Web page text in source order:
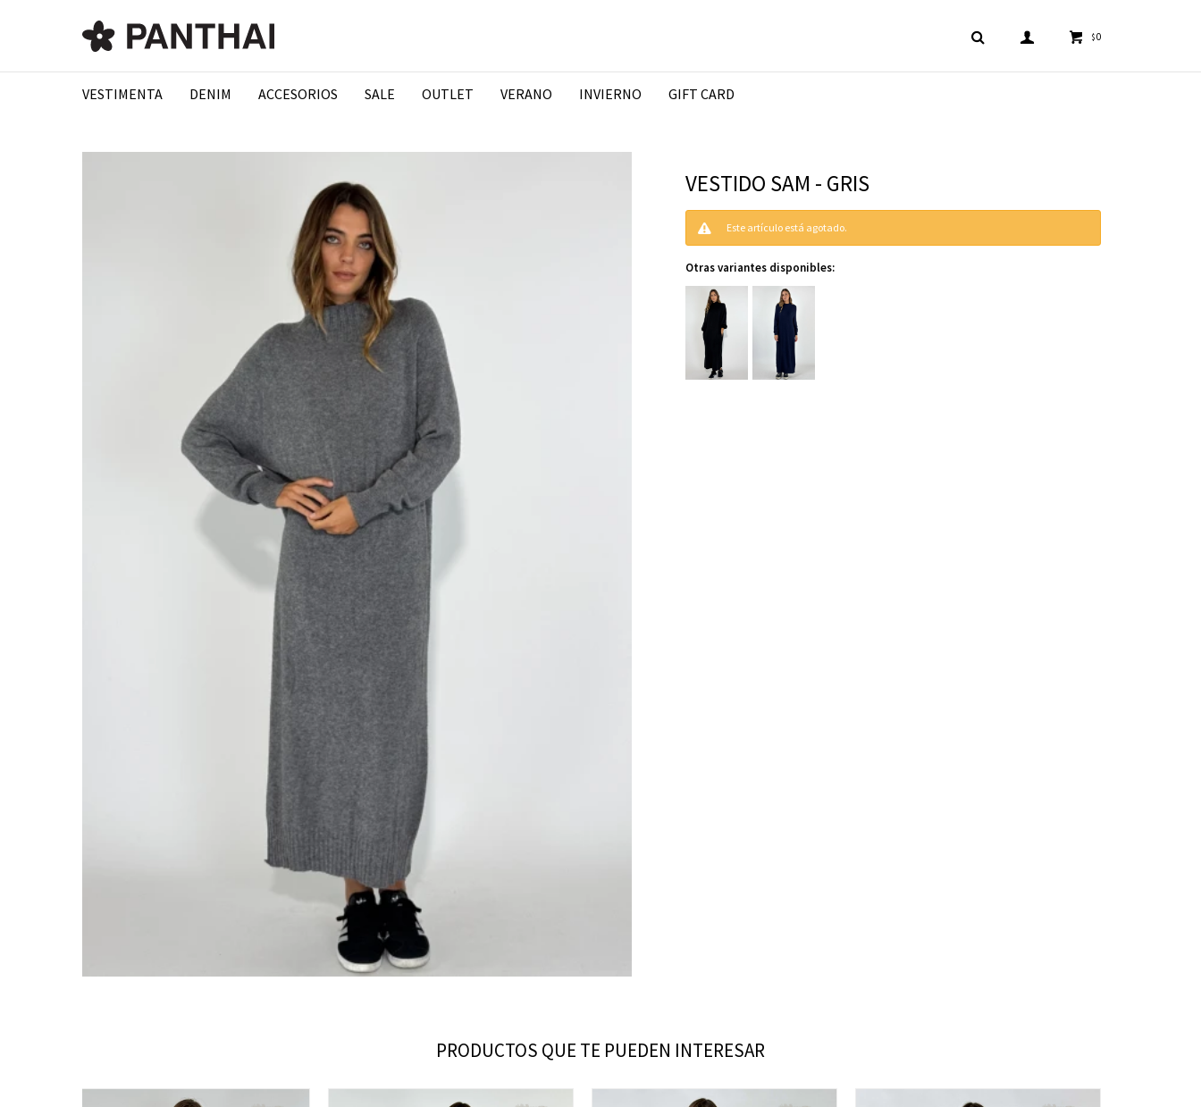
VESTIMENTA DENIM ACCESORIOS SALE OUTLET VERANO INVIERNO GIFT CARD
$0
VESTIDO SAM - GRIS
Este artículo está agotado.
Otras variantes disponibles:
PRODUCTOS QUE TE PUEDEN INTERESAR